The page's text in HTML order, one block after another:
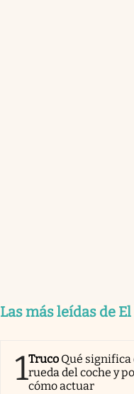
Las más leídas de
1Truco Qué
rueda del coche y
cómo actuar